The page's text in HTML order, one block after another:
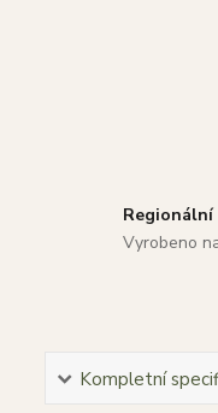
Vyrobeno
Kompletní